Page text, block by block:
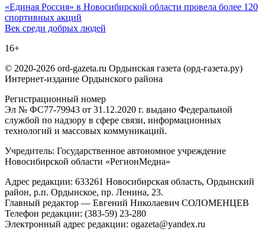
Навигация
по
«Единая Россия» в Новосибирской области провела более 120
спортивных акций
Век среди добрых людей
16+
© 2020-2026 ord-gazeta.ru Ордынская газета (орд-газета.ру)
Интернет-издание Ордынского района
Регистрационный номер
Эл № ФС77-79943 от 31.12.2020 г. выдано Федеральной
службой по надзору в сфере связи, информационных
технологий и массовых коммуникаций.
Учредитель: Государственное автономное учреждение
Новосибирской области «РегионМедиа»
Адрес редакции: 633261 Новосибирская область, Ордынский
район, р.п. Ордынское, пр. Ленина, 23.
Главный редактор — Евгений Николаевич СОЛОМЕНЦЕВ
Телефон редакции: (383-59) 23-280
Электронный адрес редакции: ogazeta@yandex.ru